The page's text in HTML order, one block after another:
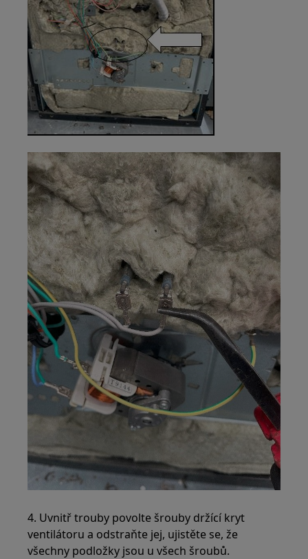
4. Uvnitř trouby povolte šrouby držící kryt
ventilátoru a odstraňte jej, ujistěte se, že
všechny podložky jsou u všech šroubů.